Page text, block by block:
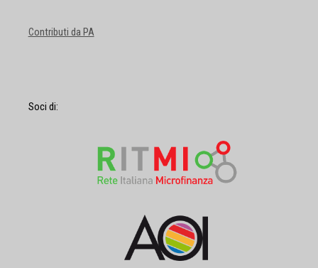
Contributi da PA
Soci di: